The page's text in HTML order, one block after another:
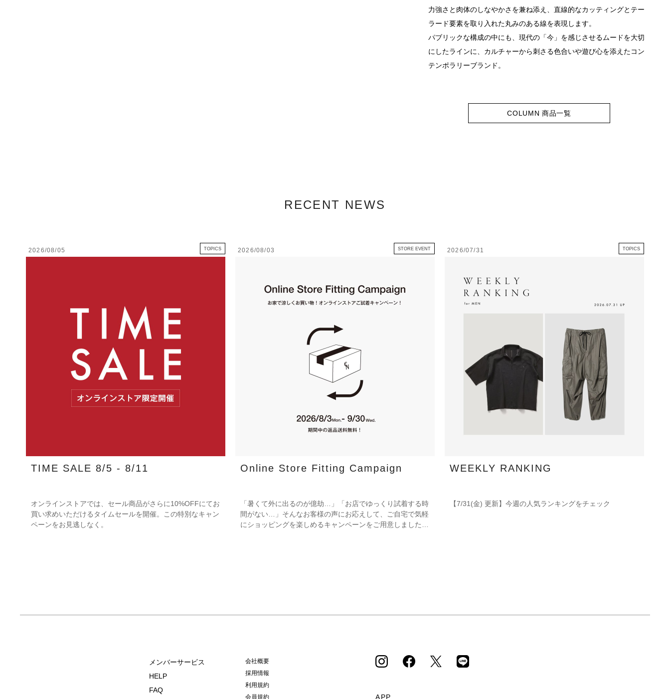
力強さと肉体のしなやかさを兼ね添え、直線的なカッティングとテー
ラード要素を取り入れた丸みのある線を表現します。
パブリックな構成の中にも、現代の「今」を感じさせるムードを大切
にしたラインに、カルチャーから刺さる色合いや遊び心を添えたコン
テンポラリーブランド。
COLUMN 商品一覧
RECENT NEWS
2026/08/05 TOPICS
TIME SALE 8/5 - 8/11
オンラインストアでは、セール商品がさらに10%OFFにてお
買い求めいただけるタイムセールを開催。この特別なキャン
ペーンをお見逃しなく。
2026/08/03 STORE EVENT
Online Store Fitting Campaign
「暑くて外に出るのが億劫…」「お店でゆっくり試着する時
間がない…」そんなお客様の声にお応えして、ご自宅で気軽
にショッピングを楽しめるキャンペーンをご用意しました！
い合わせ内容を確認後、カスタマーサポートより返品方法を
ご案内いたします。 ③ ご案内内容をご確認のうえ、指定の
住所まで「着払い」にてご返送ください。 また、以下の場
2026/07/31 TOPICS
WEEKLY RANKING
【7/31(金) 更新】今週の人気ランキングをチェック
メンバーサービス
HELP
FAQ
会社概要
採用情報
利用規約
会員規約
APP